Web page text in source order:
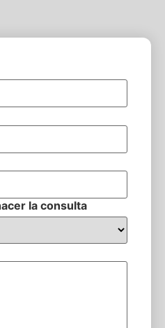
la consulta